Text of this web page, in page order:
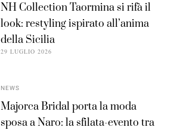
NH Collection Taormina si rifà il
look: restyling ispirato all’anima
della Sicilia
29 LUGLIO 2026
NEWS
Majorca Bridal porta la moda
sposa a Naro: la sfilata-evento tra